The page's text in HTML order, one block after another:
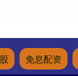
免息配资